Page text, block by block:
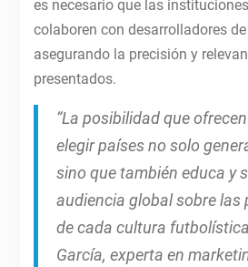
es necesario que las
colaboren con desarrolladores
asegurando la precisión y
presentados.
“La posibilidad que
elegir países no solo
sino que también educa y
audiencia global sobre las
de cada cultura
García, experta en